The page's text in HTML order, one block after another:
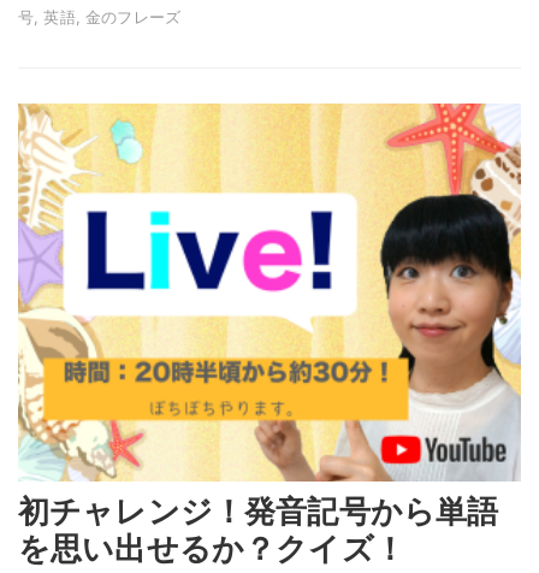
号, 英語, 金のフレーズ
初チャレンジ！発音記号から単語
を思い出せるか？クイズ！